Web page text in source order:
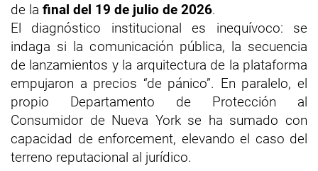
de la final del 19 de julio de 2026.
El diagnóstico institucional es inequívoco: se
indaga si la comunicación pública, la secuencia
de lanzamientos y la arquitectura de la plataforma
empujaron a precios “de pánico”. En paralelo, el
propio Departamento de Protección al
Consumidor de Nueva York se ha sumado con
capacidad de enforcement, elevando el caso del
terreno reputacional al jurídico.